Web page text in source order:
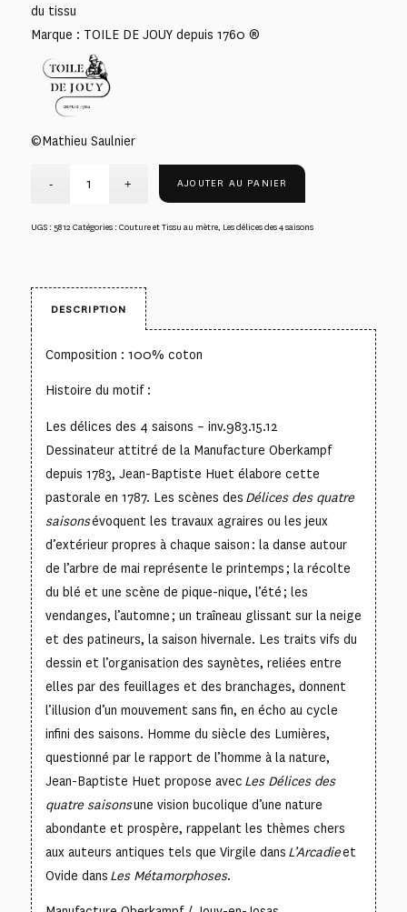
du tissu
Marque : TOILE DE JOUY depuis 1760 ®
©Mathieu Saulnier
AJOUTER AU PANIER
UGS : 5812Catégories :Couture et Tissu au mètre, Les délices des 4 saisons
DESCRIPTION
Composition : 100% coton
Histoire du motif :
Les délices des 4 saisons – inv.983.15.12
Dessinateur attitré de la Manufacture Oberkampf
depuis 1783, Jean-Baptiste Huet élabore cette
pastorale en 1787. Les scènes des Délices des quatre
saisonsévoquent les travaux agraires ou les jeux
d’extérieur propres à chaque saison : la danse autour
de l’arbre de mai représente le printemps ; la récolte
du blé et une scène de pique-nique, l’été ; les
vendanges, l’automne ; un traîneau glissant sur la neige
et des patineurs, la saison hivernale. Les traits vifs du
dessin et l’organisation des saynètes, reliées entre
elles par des feuillages et des branchages, donnent
l’illusion d’un mouvement sans fin, en écho au cycle
infini des saisons. Homme du siècle des Lumières,
questionné par le rapport de l’homme à la nature,
Jean-Baptiste Huet propose avec Les Délices des
quatre saisonsune vision bucolique d’une nature
abondante et prospère, rappelant les thèmes chers
aux auteurs antiques tels que Virgile dans L’Arcadieet
Ovide dans Les Métamorphoses.